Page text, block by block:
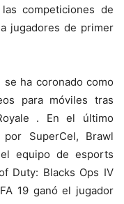
competiciones de
jugadores de primer
ha coronado como
para móviles tras
. En el último
SuperCel, Brawl
equipo de esports
Duty: Blacks Ops IV
19 ganó el jugador